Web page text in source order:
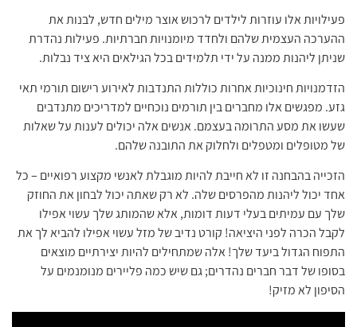
פעילויות אלו עוזרות לילדים לרכוש אוצר מילים חדש, לבנות את
ההערכה העצמית שלהם ולחדד מיומנויות חברתיות. פעילות נהדרת
שניתן ליהנות ממנה על ידי תלמידים בכל הגילאים היא ציד נבלות.
הזדמנויות חינוכיות אחרות כוללות התנדבות לאירוע רישום תורמי תאי
גזע. מפגשים אלו מחברים בין תורמים נוכחיים למדריכים מתנדבים
שעשו את מסע התרומה בעצמם. אנשים אלה יכולים לענות על שאלות
של מטופלים ומטפלים ולחלוק את התובנה שלהם.
הזכייה בהבחנה זו לא חייבת להיות מוגבלת לאנשי מקצוע רפואיים – כל
אחד יכול ליהנות מהפרסים שלה. לא רק שאתה יכול לבחון את החוזק
שלך עם עמיתים בעלי דעות דומות, אלא שהמותג שלך עשוי אפילו
לקבל הכרה לפני היציאה! קורט נדיב של מזל עשוי אפילו להביא לך את
התפוח הגדול ביעד שלך! אלה שמתחילים להיות יצירתיים מוצאים
בסופו של דבר חברים נהדרים; גם שיש כמה פליירים מנומנמים על
הסיפון לא מזיק!